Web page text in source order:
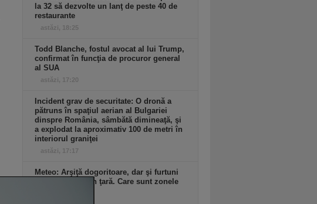
la 32 să dezvolte un lanţ de peste 40 de
restaurante
astăzi, 18:25
Todd Blanche, fostul avocat al lui Trump,
confirmat în funcţia de procuror general
al SUA
astăzi, 17:20
Incident grav de securitate: O dronă a
pătruns în spaţiul aerian al Bulgariei
dinspre România, sâmbătă dimineaţă, şi
a explodat la aproximativ 100 de metri în
interiorul graniţei
astăzi, 17:17
Meteo: Arşiţă dogoritoare, dar şi furtuni
în mare parte din ţară. Care sunt zonele